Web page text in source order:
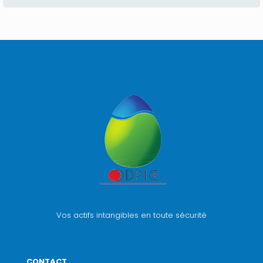
Vos actifs intangibles en toute sécurité